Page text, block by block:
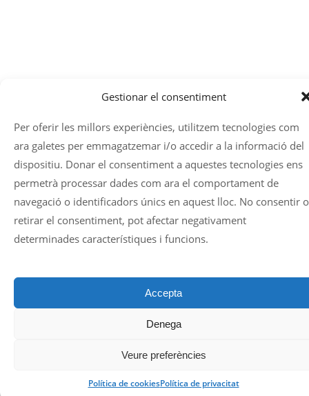
Gestionar el consentiment
Per oferir les millors experiències, utilitzem tecnologies com
ara galetes per emmagatzemar i/o accedir a la informació del
dispositiu. Donar el consentiment a aquestes tecnologies ens
permetrà processar dades com ara el comportament de
navegació o identificadors únics en aquest lloc. No consentir o
retirar el consentiment, pot afectar negativament
determinades característiques i funcions.
Accepta
Denega
Veure preferències
Política de cookiesPolítica de privacitat